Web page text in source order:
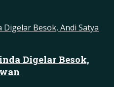
Digelar Besok,